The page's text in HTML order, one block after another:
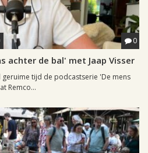
0
achter de bal' met Jaap Visser
tijd de podcastserie 'De mens
Remco...